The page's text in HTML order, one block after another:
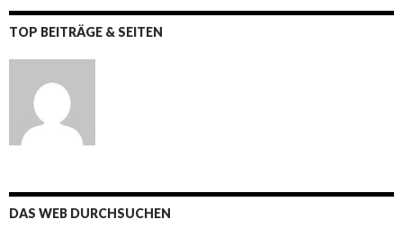
TOP BEITRÄGE & SEITEN
DAS WEB DURCHSUCHEN